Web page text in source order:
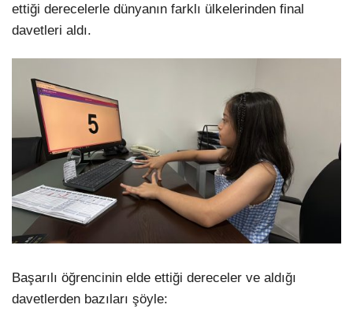
ettiği derecelerle dünyanın farklı ülkelerinden final
davetleri aldı.
Başarılı öğrencinin elde ettiği dereceler ve aldığı
davetlerden bazıları şöyle: